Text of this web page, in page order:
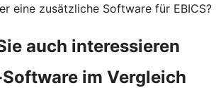
eine zusätzliche Software für EBICS?
auch interessieren
im Vergleich